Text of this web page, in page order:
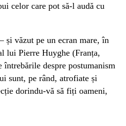
celor care pot să-l audă cu
și văzut pe un ecran mare, în
lui Pierre Huyghe (Franța,
întrebările despre postumanism
sunt, pe rând, atrofiate și
dorindu-vă să fiți oameni,